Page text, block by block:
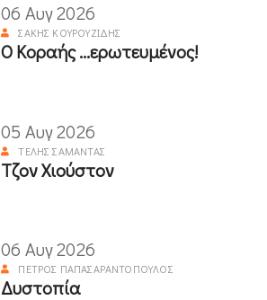
06 Αυγ 2026
ΣΆΚΗΣ ΚΟΥΡΟΥΖΊΔΗΣ
Ο Κοραής ...ερωτευμένος!
05 Αυγ 2026
ΤΈΛΗΣ ΣΑΜΑΝΤΆΣ
Τζον Χιούστον
06 Αυγ 2026
ΠΈΤΡΟΣ ΠΑΠΑΣΑΡΑΝΤΌΠΟΥΛΟΣ
Δυστοπία